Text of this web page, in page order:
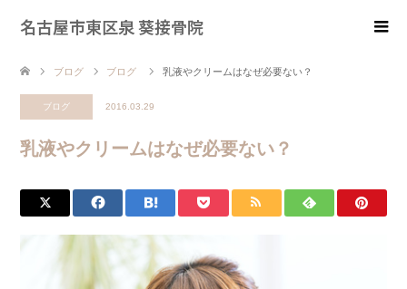
名古屋市東区泉 葵接骨院
ブログ ブログ 乳液やクリームはなぜ必要ない？
ブログ 2016.03.29
乳液やクリームはなぜ必要ない？